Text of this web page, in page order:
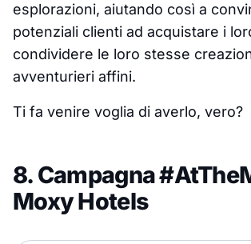
esplorazioni, aiutando così a
potenziali clienti ad acquistare i
condividere le loro stesse
avventurieri affini.
Ti fa venire voglia di averlo, vero?
8. Campagna
Moxy Hotels